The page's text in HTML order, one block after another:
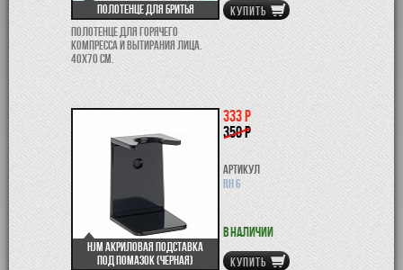
Полотенце для бритья
Полотенце для горячего
компресса и вытирания лица.
40х70 см.
КУПИТЬ
HJM Акриловая подставка
под помазок (черная)
333 р
350 р
Артикул
RH 6
В наличии
КУПИТЬ